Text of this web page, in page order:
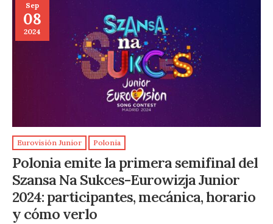
Sep
08
2024
Eurovisión Junior Polonia
Polonia emite la primera semifinal del
Szansa Na Sukces-Eurowizja Junior
2024: participantes, mecánica, horario
y cómo verlo